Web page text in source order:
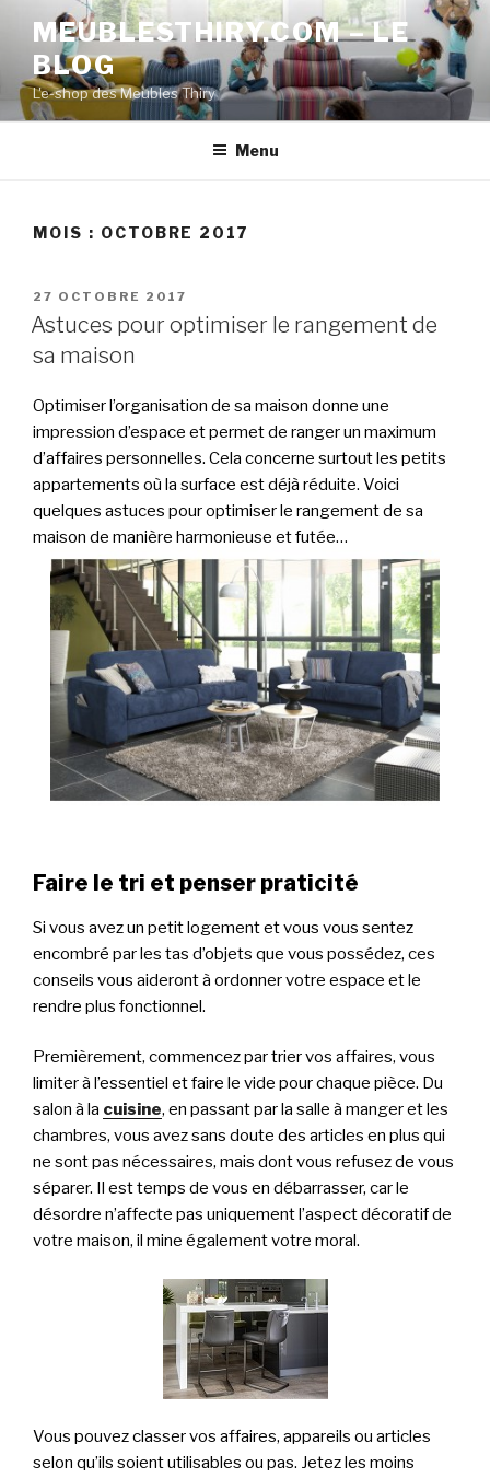
contenu
principal
MEUBLESTHIRY.COM – LE
BLOG
L'e-shop des Meubles Thiry
Menu
MOIS : OCTOBRE 2017
PUBLIÉ
LE
27 OCTOBRE 2017
Astuces pour optimiser le rangement de
sa maison
Optimiser l’organisation de sa maison donne une
impression d’espace et permet de ranger un maximum
d’affaires personnelles. Cela concerne surtout les petits
appartements où la surface est déjà réduite. Voici
quelques astuces pour optimiser le rangement de sa
maison de manière harmonieuse et futée…
Faire le tri et penser praticité
Si vous avez un petit logement et vous vous sentez
encombré par les tas d’objets que vous possédez, ces
conseils vous aideront à ordonner votre espace et le
rendre plus fonctionnel.
Premièrement, commencez par trier vos affaires, vous
limiter à l’essentiel et faire le vide pour chaque pièce. Du
salon à la cuisine, en passant par la salle à manger et les
chambres, vous avez sans doute des articles en plus qui
ne sont pas nécessaires, mais dont vous refusez de vous
séparer. Il est temps de vous en débarrasser, car le
désordre n’affecte pas uniquement l’aspect décoratif de
votre maison, il mine également votre moral.
Vous pouvez classer vos affaires, appareils ou articles
selon qu’ils soient utilisables ou pas. Jetez les moins